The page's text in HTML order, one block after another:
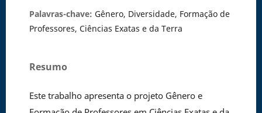
Palavras-chave: Gênero, Diversidade, Formação de
Professores, Ciências Exatas e da Terra
Resumo
Este trabalho apresenta o projeto Gênero e